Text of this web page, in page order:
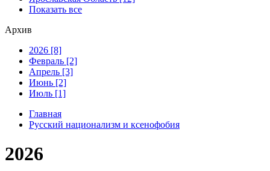
Показать все
Архив
2026 [8]
Февраль [2]
Апрель [3]
Июнь [2]
Июль [1]
Главная
Русский национализм и ксенофобия
2026